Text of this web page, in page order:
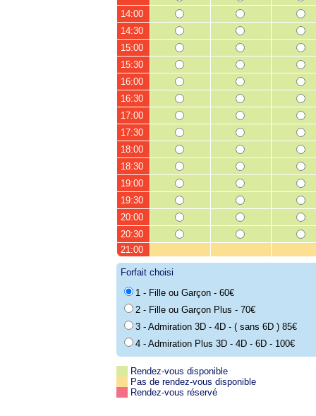
14:00
14:30
15:00
15:30
16:00
16:30
17:00
17:30
18:00
18:30
19:00
19:30
20:00
20:30
21:00
Forfait choisi
1 - Fille ou Garçon - 60€
2 - Fille ou Garçon Plus - 70€
3 - Admiration 3D - 4D - ( sans 6D ) 85€
4 - Admiration Plus 3D - 4D - 6D - 100€
Rendez-vous disponible
Pas de rendez-vous disponible
Rendez-vous réservé